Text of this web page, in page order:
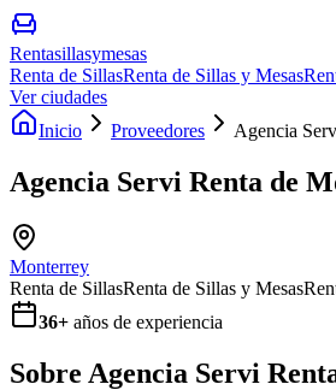
Rentasillasymesas
Renta de SillasRenta de Sillas y Mesas
Ver ciudades
Inicio
Proveedores Agencia
Agencia Servi Renta de
Monterrey
Renta de SillasRenta de Sillas y Mesas
36+ años de experiencia
Sobre Agencia Servi